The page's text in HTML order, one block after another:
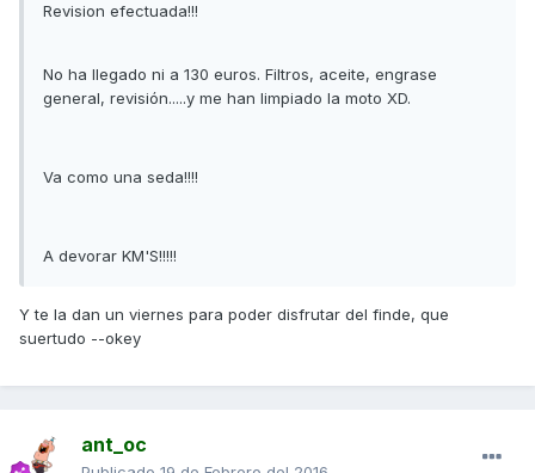
Revision efectuada!!!
No ha llegado ni a 130 euros. Filtros, aceite, engrase
general, revisión.....y me han limpiado la moto XD.
Va como una seda!!!!
A devorar KM'S!!!!!
Y te la dan un viernes para poder disfrutar del finde, que
suertudo --okey
ant_oc